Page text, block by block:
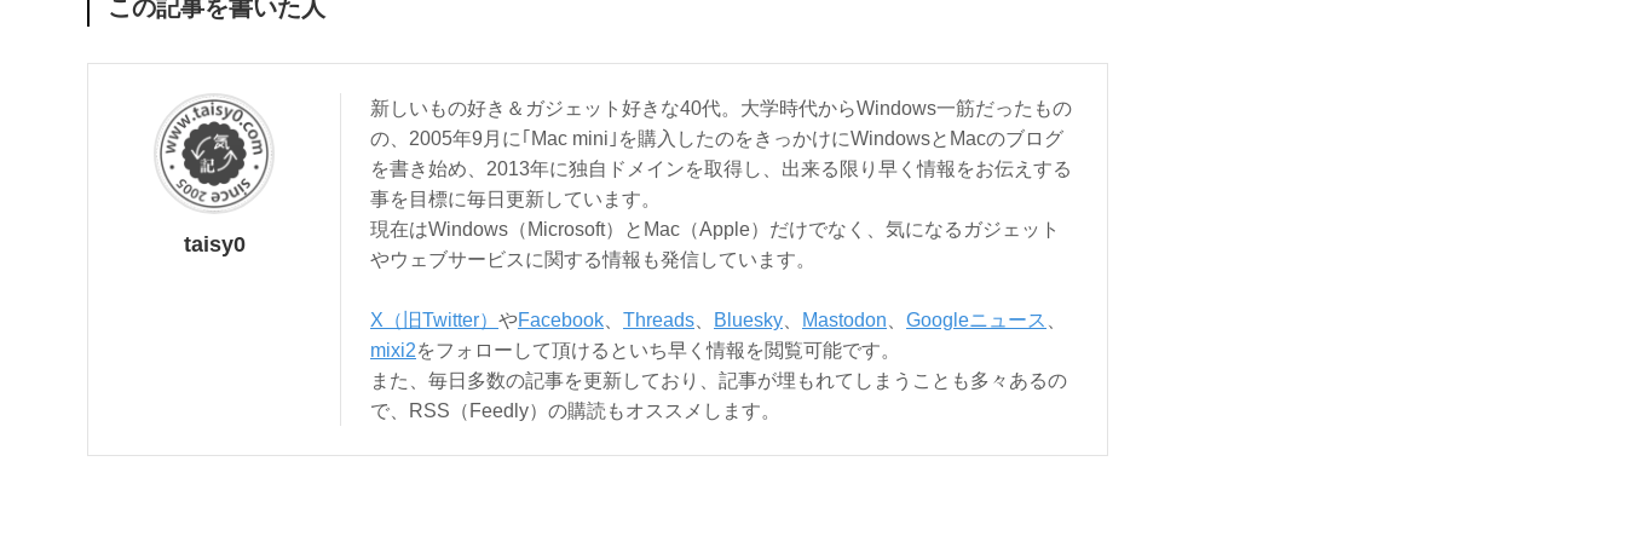
この記事を書いた人
taisy0
新しいもの好き＆ガジェット好きな40代。大学時代からWindows一筋だったもの
の、2005年9月に｢Mac mini｣を購入したのをきっかけにWindowsとMacのブログ
を書き始め、2013年に独自ドメインを取得し、出来る限り早く情報をお伝えする
事を目標に毎日更新しています。
現在はWindows（Microsoft）とMac（Apple）だけでなく、気になるガジェット
やウェブサービスに関する情報も発信しています。
X（旧Twitter） やFacebook Threads Bluesky Mastodon Googleニュース
mixi2をフォローして頂けるといち早く情報を閲覧可能です。
また、毎日多数の記事を更新しており、記事が埋もれてしまうことも多々あるの
で、RSS（Feedly）の購読もオススメします。